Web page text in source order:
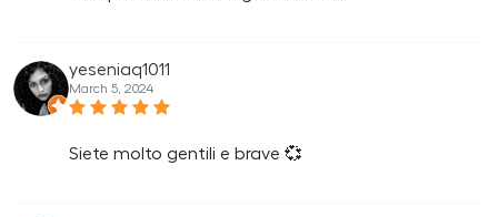
yeseniaq1011
March 5, 2024
Siete molto gentili e brave 💞